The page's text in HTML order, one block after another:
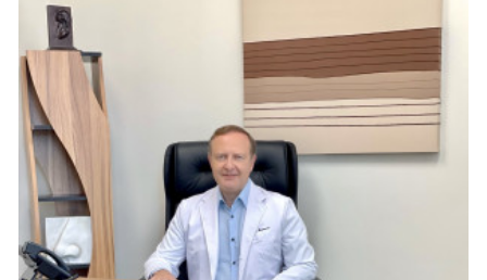
физическую активность. Вот некоторые ключевые
преимущества посещения спортивных школ для детей.
Укрепление физической формы и здоровья
Спортивные школы обеспечивают структурированную
среду, в которой дети регулярно занимаются физической
активностью. Эти занятия способствуют здоровому образу
жизни, улучшают сердечно-сосудистую систему,
укрепляют силу и развивают двигательные навыки.
Участвуя в спортивных программах, дети закладывают
прочный фундамент для того, чтобы всю жизнь быть
активными и здоровыми.